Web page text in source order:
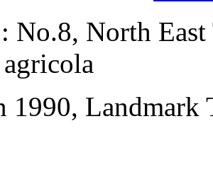
No.8, North
1990, Landmark